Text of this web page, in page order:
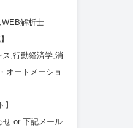
解析士
,行動経済学,消
オートメーショ
せ or 下記メール